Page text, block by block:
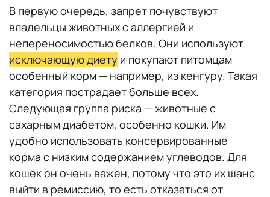
В первую очередь, запрет почувствуют
владельцы животных с аллергией и
непереносимостью белков. Они используют
исключающую диету и покупают питомцам
особенный корм — например, из кенгуру. Такая
категория пострадает больше всех.
Следующая группа риска — животные с
сахарным диабетом, особенно кошки. Им
удобно использовать консервированные
корма с низким содержанием углеводов. Для
кошек он очень важен, потому что это их шанс
выйти в ремиссию, то есть отказаться от